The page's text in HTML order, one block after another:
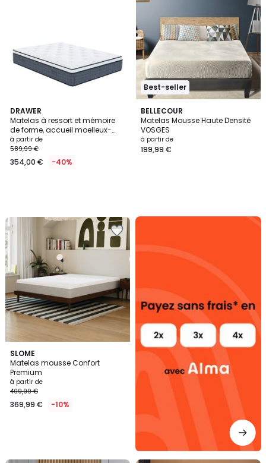
DRAWER
Matelas à ressort et mémoire
de forme, accueil moelleux-
SOMNIA
à partir de
589,99 €
354,00 € -40%
Best-seller
BELLECOUR
Matelas Mousse Haute Densité
VOSGES
à partir de
199,99 €
SLOME
Matelas mousse Confort
Premium
à partir de
409,99 €
369,99 € -10%
Alma
sans